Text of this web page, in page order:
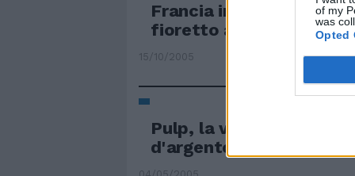
of my
was
Opted
Francia in trionfo Italia
fioretto a squadre
15/10/2005
Pulp, la violenza su un
d'argento